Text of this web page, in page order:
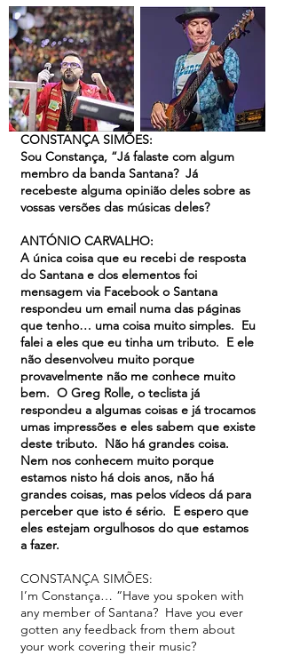
CONSTANÇA SIMÕES:
Sou Constança, “Já falaste com algum
membro da banda Santana? Já
recebeste alguma opinião deles sobre as
vossas versões das músicas deles?
ANTÓNIO CARVALHO:
A única coisa que eu recebi de resposta
do Santana e dos elementos foi
mensagem via Facebook o Santana
respondeu um email numa das páginas
que tenho… uma coisa muito simples. Eu
falei a eles que eu tinha um tributo. E ele
não desenvolveu muito porque
provavelmente não me conhece muito
bem. O Greg Rolle, o teclista já
respondeu a algumas coisas e já trocamos
umas impressões e eles sabem que existe
deste tributo. Não há grandes coisa.
Nem nos conhecem muito porque
estamos nisto há dois anos, não há
grandes coisas, mas pelos vídeos dá para
perceber que isto é sério. E espero que
eles estejam orgulhosos do que estamos
a fazer.
CONSTANÇA SIMÕES:
I’m Constança… “Have you spoken with
any member of Santana? Have you ever
gotten any feedback from them about
your work covering their music?